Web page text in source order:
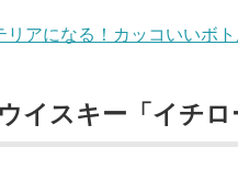
リアになる！カッコいいボ
イスキー「イチ